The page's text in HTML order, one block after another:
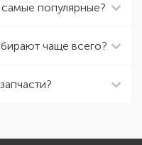
популярные?
чаще всего?